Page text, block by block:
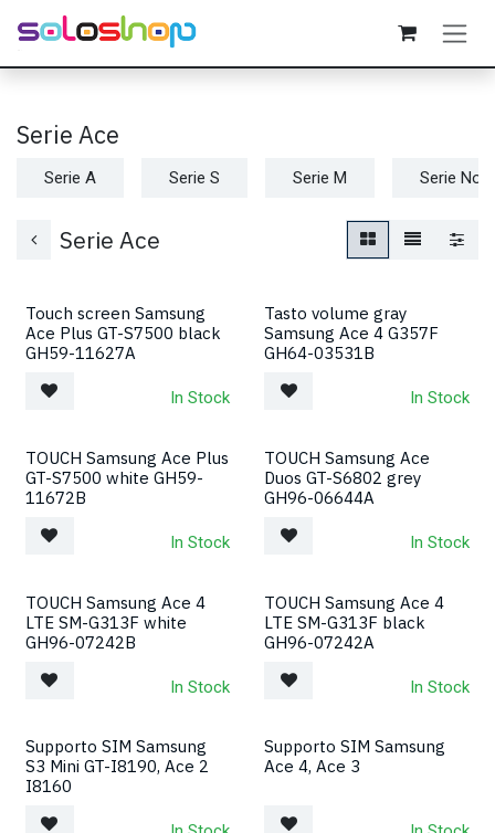
Passa al contenuto
Serie Ace
Serie A Serie S Serie M Serie Note
Serie Ace
Touch screen Samsung
Ace Plus GT-S7500 black
GH59-11627A
In Stock
Tasto volume gray
Samsung Ace 4 G357F
GH64-03531B
In Stock
TOUCH Samsung Ace Plus
GT-S7500 white GH59-
11672B
In Stock
TOUCH Samsung Ace
Duos GT-S6802 grey
GH96-06644A
In Stock
TOUCH Samsung Ace 4
LTE SM-G313F white
GH96-07242B
In Stock
TOUCH Samsung Ace 4
LTE SM-G313F black
GH96-07242A
In Stock
Supporto SIM Samsung
S3 Mini GT-I8190, Ace 2
I8160
Supporto SIM Samsung
Ace 4, Ace 3